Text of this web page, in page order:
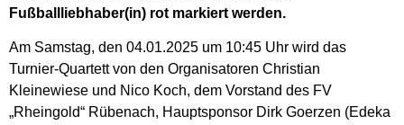
Fußballliebhaber(in) rot markiert werden.
Am Samstag, den 04.01.2025 um 10:45 Uhr wird das
Turnier-Quartett von den Organisatoren Christian
Kleinewiese und Nico Koch, dem Vorstand des FV
„Rheingold“ Rübenach, Hauptsponsor Dirk Goerzen (Edeka